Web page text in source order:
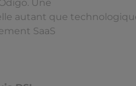
Une
autant que
SaaS